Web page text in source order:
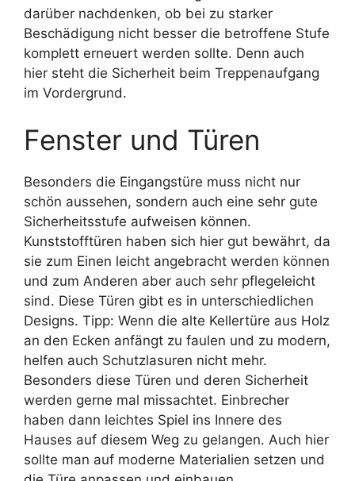
darüber nachdenken, ob bei zu starker
Beschädigung nicht besser die betroffene Stufe
komplett erneuert werden sollte. Denn auch
hier steht die Sicherheit beim Treppenaufgang
im Vordergrund.
Fenster und Türen
Besonders die Eingangstüre muss nicht nur
schön aussehen, sondern auch eine sehr gute
Sicherheitsstufe aufweisen können.
Kunststofftüren haben sich hier gut bewährt, da
sie zum Einen leicht angebracht werden können
und zum Anderen aber auch sehr pflegeleicht
sind. Diese Türen gibt es in unterschiedlichen
Designs. Tipp: Wenn die alte Kellertüre aus Holz
an den Ecken anfängt zu faulen und zu modern,
helfen auch Schutzlasuren nicht mehr.
Besonders diese Türen und deren Sicherheit
werden gerne mal missachtet. Einbrecher
haben dann leichtes Spiel ins Innere des
Hauses auf diesem Weg zu gelangen. Auch hier
sollte man auf moderne Materialien setzen und